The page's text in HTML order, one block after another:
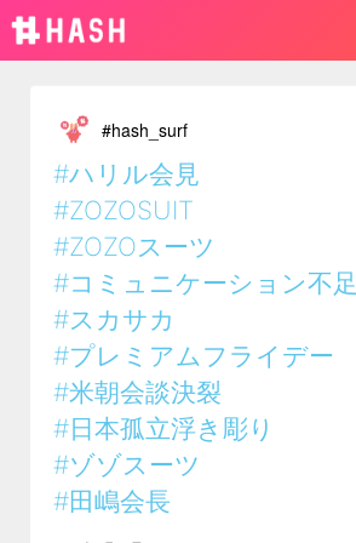
#hash_surf
#ハリル会見
#ZOZOSUIT
#ZOZOスーツ
#コミュニケーション不足
#スカサカ
#プレミアムフライデー
#米朝会談決裂
#日本孤立浮き彫り
#ゾゾスーツ
#田嶋会長